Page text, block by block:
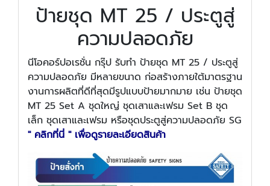
ป้ายชุด MT 25 / ประตูสู่
ความปลอดภัย
นีโอคอร์ปอเรชั่น กรุ๊ป รับทำ ป้ายชุด MT 25 / ประตูสู่
ความปลอดภัย มีหลายขนาด ก่อสร้างภายใต้มาตรฐาน
งานการผลิตที่ดีที่สุดมีรูปแบบป้ายมากมาย เช่น ป้ายชุด
MT 25 Set A ชุดใหญ่ ชุดเสาและเฟรม Set B ชุด
เล็ก ชุดเสาและเฟรม หรือชุดประตูสู่ความปลอดภัย SG
" คลิกที่นี่ " เพื่อดูรายละเอียดสินค้า